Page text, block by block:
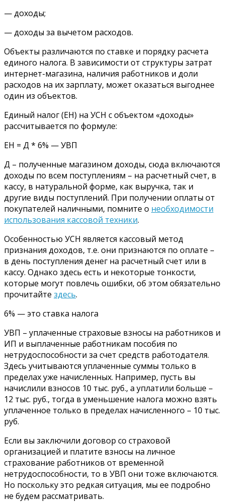
— доходы;
— доходы за вычетом расходов.
Объекты различаются по ставке и порядку расчета
единого налога. В зависимости от структуры затрат
интернет-магазина, наличия работников и доли
расходов на их зарплату, может оказаться выгоднее
один из объектов.
Единый налог (ЕН) на УСН с объектом «доходы»
рассчитывается по формуле:
ЕН = Д * 6% — УВП
Д – полученные магазином доходы, сюда включаются
доходы по всем поступлениям – на расчетный счет, в
кассу, в натуральной форме, как выручка, так и
другие виды поступлений. При получении оплаты от
покупателей наличными, помните о необходимости
использования кассовой техники.
Особенностью УСН является кассовый метод
признания доходов, т.е. они признаются по оплате –
в день поступления денег на расчетный счет или в
кассу. Однако здесь есть и некоторые тонкости,
которые могут повлечь ошибки, об этом обязательно
прочитайте здесь.
6% — это ставка налога
УВП – уплаченные страховые взносы на работников и
ИП и выплаченные работникам пособия по
нетрудоспособности за счет средств работодателя.
Здесь учитываются уплаченные суммы только в
пределах уже начисленных. Например, пусть вы
начислили взносов 10 тыс. руб., а уплатили больше –
12 тыс. руб., тогда в уменьшение налога можно взять
уплаченное только в пределах начисленного – 10 тыс.
руб.
Если вы заключили договор со страховой
организацией и платите взносы на личное
страхование работников от временной
нетрудоспособности, то в УВП они тоже включаются.
Но поскольку это редкая ситуация, мы ее подробно
не будем рассматривать.